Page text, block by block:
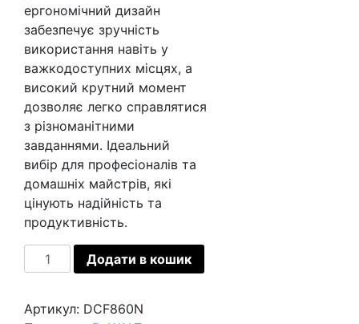
ергономічний дизайн
забезпечує зручність
використання навіть у
важкодоступних місцях, а
високий крутний момент
дозволяє легко справлятися
з різноманітними
завданнями. Ідеальний
вибір для професіоналів та
домашніх майстрів, які
цінують надійність та
продуктивність.
Шурупокрут
ударний
DeWALT
Додати в кошик
Артикул: DCF860N